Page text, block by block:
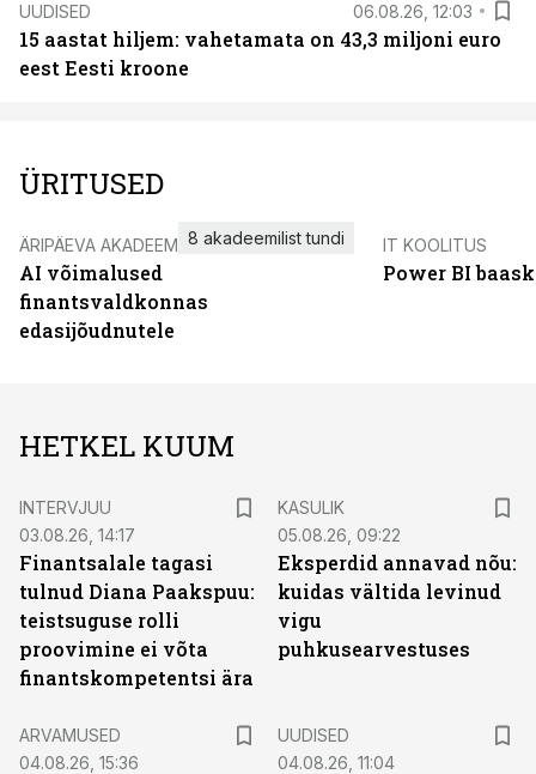
UUDISED 06.08.26, 12:03
15 aastat hiljem: vahetamata on 43,3 miljoni euro
eest Eesti kroone
ÜRITUSED
ÄRIPÄEVA AKADEEMIA
AI võimalused
finantsvaldkonnas
edasijõudnutele
8 akadeemilist tundi IT KOOLITUS
Power BI
HETKEL KUUM
INTERVJUU
03.08.26, 14:17
Finantsalale tagasi
tulnud Diana Paakspuu:
teistsuguse rolli
proovimine ei võta
finantskompetentsi ära
KASULIK
05.08.26, 09:22
Eksperdid annavad nõu:
kuidas vältida levinud
vigu
puhkusearvestuses
ARVAMUSED
04.08.26, 15:36
UUDISED
04.08.26, 11:04